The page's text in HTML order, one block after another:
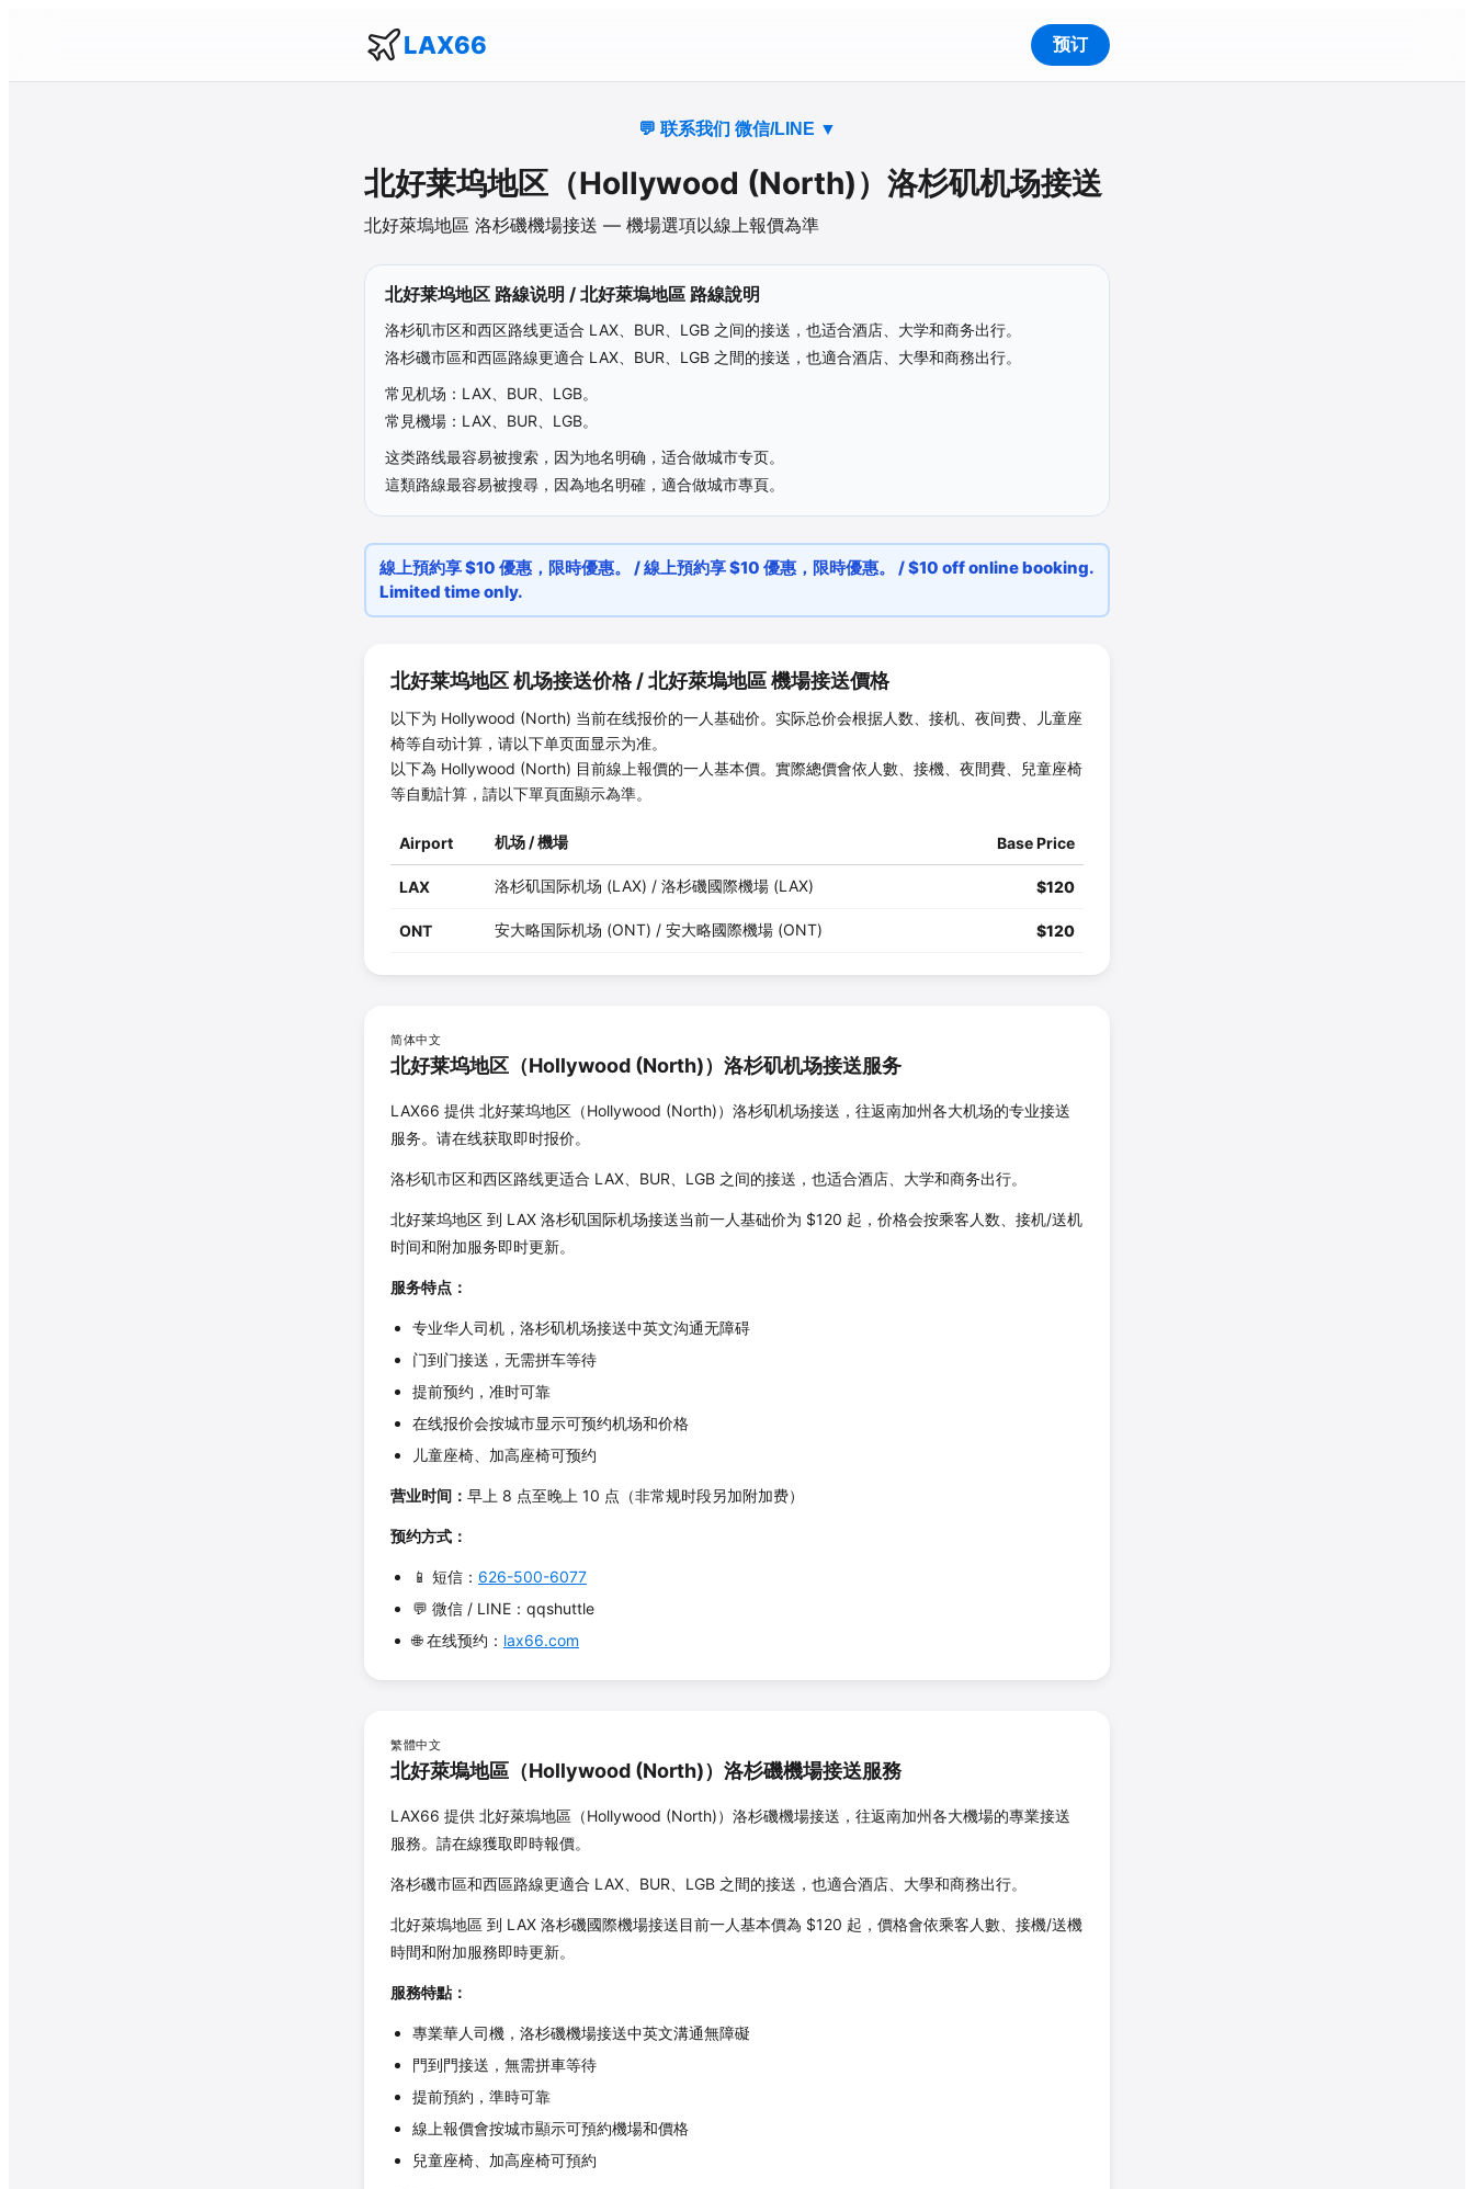
LAX66 预订
💬 联系我们 微信/LINE ▼
北好莱坞地区 （Hollywood (North)）洛杉矶机场接送
北好萊塢地區 洛杉磯機場接送 — 機場選項以線上報價為準
北好莱坞地区 路線说明 / 北好萊塢地區 路線說明
洛杉矶市区和西区路线更适合 LAX、BUR、LGB 之间的接送，也适合酒店、大学和商务出行。
洛杉磯市區和西區路線更適合 LAX、BUR、LGB 之間的接送，也適合酒店、大學和商務出行。
常见机场：LAX、BUR、LGB。
常見機場：LAX、BUR、LGB。
这类路线最容易被搜索，因为地名明确，适合做城市专页。
這類路線最容易被搜尋，因為地名明確，適合做城市專頁。
線上預約享 $10 優惠，限時優惠。 / 線上預約享 $10 優惠，限時優惠。 / $10 off online booking.
Limited time only.
北好莱坞地区机场接送价格 /北好萊塢地區機場接送價格
以下为 Hollywood (North) 当前在线报价的一人基础价。实际总价会根据人数、接机、夜间费、儿童座
椅等自动计算，请以下单页面显示为准。
以下為 Hollywood (North) 目前線上報價的一人基本價。實際總價會依人數、接機、夜間費、兒童座椅
等自動計算，請以下單頁面顯示為準。
Airport 机场 / 機場 Base Price
LAX 洛杉矶国际机场 (LAX) / 洛杉磯國際機場 (LAX) $120
ONT 安大略国际机场 (ONT) / 安大略國際機場 (ONT) $120
简体中文
北好莱坞地区 （Hollywood (North)）洛杉矶机场接送服务
LAX66 提供 北好莱坞地区 （Hollywood (North)）洛杉矶机场接送，往返南加州各大机场的专业接送
服务。请在线获取即时报价。
洛杉矶市区和西区路线更适合 LAX、BUR、LGB 之间的接送，也适合酒店、大学和商务出行。
北好莱坞地区 到 LAX 洛杉矶国际机场接送当前一人基础价为 $120 起，价格会按乘客人数、接机/送机
时间和附加服务即时更新。
服务特点：
专业华人司机，洛杉矶机场接送中英文沟通无障碍
门到门接送，无需拼车等待
提前预约，准时可靠
在线报价会按城市显示可预约机场和价格
儿童座椅、加高座椅可预约
营业时间： 早上 8 点至晚上 10 点（非常规时段另加附加费）
预约方式：
📱 短信： 626-500-6077
💬 微信 / LINE：qqshuttle
🌐 在线预约： lax66.com
繁體中文
北好萊塢地區 （Hollywood (North)）洛杉磯機場接送服務
LAX66 提供 北好萊塢地區 （Hollywood (North)）洛杉磯機場接送，往返南加州各大機場的專業接送
服務。請在線獲取即時報價。
洛杉磯市區和西區路線更適合 LAX、BUR、LGB 之間的接送，也適合酒店、大學和商務出行。
北好萊塢地區 到 LAX 洛杉磯國際機場接送目前一人基本價為 $120 起，價格會依乘客人數、接機/送機
時間和附加服務即時更新。
服務特點：
專業華人司機，洛杉磯機場接送中英文溝通無障礙
門到門接送，無需拼車等待
提前預約，準時可靠
線上報價會按城市顯示可預約機場和價格
兒童座椅、加高座椅可預約